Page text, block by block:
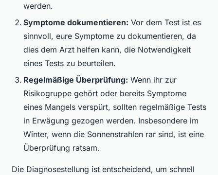
werden.
Symptome dokumentieren: Vor dem Test ist es
sinnvoll, eure Symptome zu dokumentieren, da
dies dem Arzt helfen kann, die Notwendigkeit
eines Tests zu beurteilen.
Regelmäßige Überprüfung: Wenn ihr zur
Risikogruppe gehört oder bereits Symptome
eines Mangels verspürt, sollten regelmäßige Tests
in Erwägung gezogen werden. Insbesondere im
Winter, wenn die Sonnenstrahlen rar sind, ist eine
Überprüfung ratsam.
Die Diagnosestellung ist entscheidend, um schnell